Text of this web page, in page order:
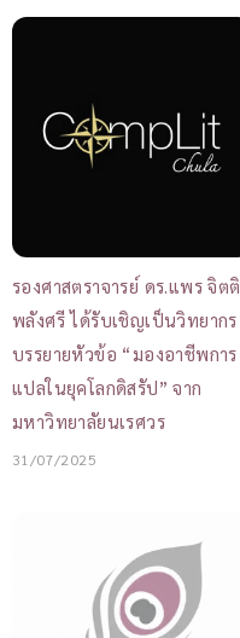
รองศาสตราจารย์ ดร.แพร จิตติ
พลังศรี ได้รับเชิญเป็นวิทยากร
บรรยายหัวข้อ “มองอาชีพการ
แปลในยุคโลกดิสรัป” จาก
มหาวิทยาลัยนเรศวร
31/07/2025